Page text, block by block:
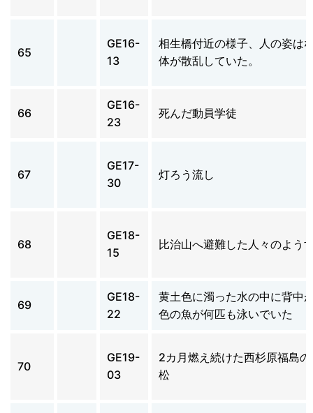
65
GE16-
13
相生橋付近の様子、人の姿は
体が散乱していた。
66
GE16-
23
死んだ動員学徒
67
GE17-
30
灯ろう流し
68
GE18-
15
比治山へ避難した人々のよう
69
GE18-
22
黄土色に濁った水の中に背中
色の魚が何匹も泳いでいた
70
GE19-
03
2カ月燃え続けた西杉原福島
松